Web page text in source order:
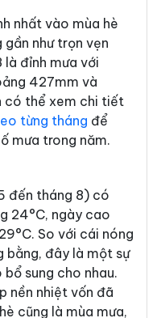
nhất vào mùa hè
gần như trọn vẹn
đỉnh mưa với
427mm và
có thể xem chi tiết
từng tháng để
mưa trong năm.
đến tháng 8) có
24°C, ngày cao
So với cái nóng
bằng, đây là một sự
sung cho nhau.
nền nhiệt vốn đã
cũng là mùa mưa,